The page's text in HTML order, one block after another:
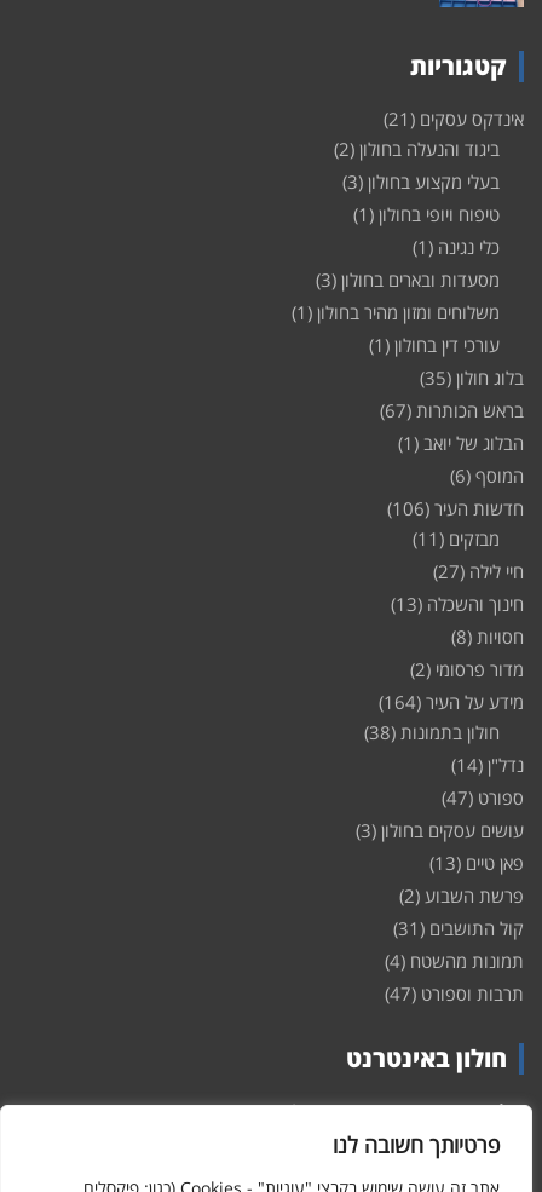
פרטיותך חשובה לנו
קטגוריות
אינדקס עסקים (21)
ביגוד והנעלה בחולון (2)
בעלי מקצוע בחולון (3)
טיפוח ויופי בחולון (1)
כלי נגינה (1)
מסעדות ובארים בחולון (3)
משלוחים ומזון מהיר בחולון (1)
עורכי דין בחולון (1)
בלוג חולון (35)
בראש הכותרות (67)
הבלוג של יואב (1)
המוסף (6)
חדשות העיר (106)
מבזקים (11)
חיי לילה (27)
חינוך והשכלה (13)
חסויות (8)
מדור פרסומי (2)
מידע על העיר (164)
חולון בתמונות (38)
נדל"ן (14)
ספורט (47)
עושים עסקים בחולון (3)
פאן טיים (13)
פרשת השבוע (2)
קול התושבים (31)
תמונות מהשטח (4)
תרבות וספורט (47)
חולון באינטרנט
חולוןבאינטרנט – האתר שמביא לכם עדכונים ומידע מהשטח מהעיר
חולון. במה פתוחה לקול תושבי חולון באינטרנט, מידע על
ופרוייקטים חדשים בעיר, חיי לילה, וכן טורי דעה, עסקים בחולון, ודיונים על
הנעשה בעיר. אתם מוזמנים ומוזמנות להשתתף בדיון ולשלוח לנו כתבות